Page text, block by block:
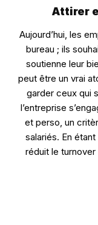
Attirer
Aujourd’hui, les
bureau ; ils
soutienne leur
peut être un vrai
garder ceux qui
l’entreprise
et perso, un
salariés. En
réduit le